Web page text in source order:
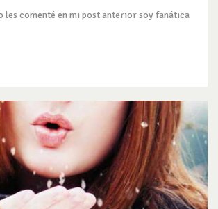
les comenté en mi post anterior soy fanática